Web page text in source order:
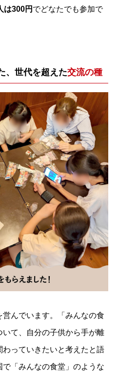
は300円 でどなたでも参加で
、世代を超えた交流の種
んでいます。「みんなの食
て、自分の子供から手が離
っていきたいと考えたと語
「みんなの食堂」のような